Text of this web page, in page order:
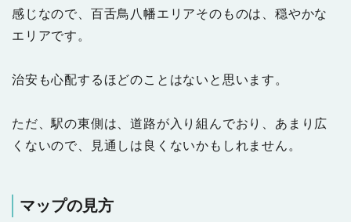
感じなので、百舌鳥八幡エリアそのものは、穏やかな
エリアです。
治安も心配するほどのことはないと思います。
ただ、駅の東側は、道路が入り組んでおり、あまり広
くないので、見通しは良くないかもしれません。
マップの見方